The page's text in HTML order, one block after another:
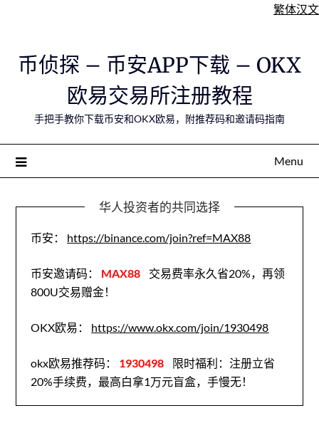
繁体汉文
币侦探 – 币安APP下载 – OKX
欧易交易所注册教程
手把手教你下载币安和OKX欧易，附推荐码和邀请码指南
Menu
华人投资者的共同选择
币安： https://binance.com/join?ref=MAX88
币安邀请码： MAX88
交易费率永久省20%，再领
800U交易赠金！
OKX欧易： https://www.okx.com/join/1930498
okx欧易推荐码： 1930498
限时福利：注册立省
20%手续费，最高白拿1万元盲盒，手慢无！